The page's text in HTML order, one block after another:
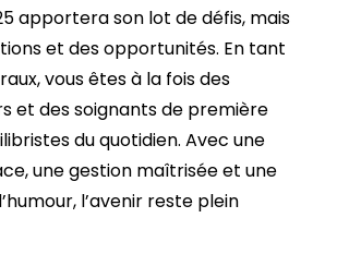
apportera son lot de défis, mais
et des opportunités. En tant
vous êtes à la fois des
et des soignants de première
du quotidien. Avec une
une gestion maîtrisée et une
l’avenir reste plein